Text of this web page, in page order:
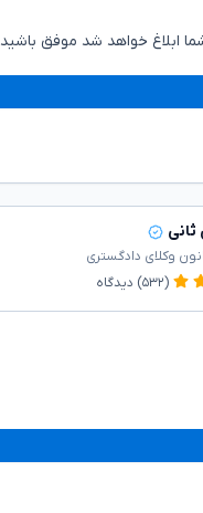
ابلاغ خواهد شد موفق باشید
ثانی
وکلای دادگستری
(۵۳۲) دیدگاه